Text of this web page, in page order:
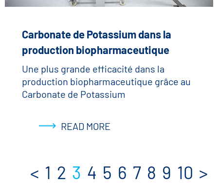
Carbonate de Potassium dans la
production biopharmaceutique
Une plus grande efficacité dans la
production biopharmaceutique grâce au
Carbonate de Potassium
READ MORE
< 1 2 3 4 5 6 7 8 9 10 >